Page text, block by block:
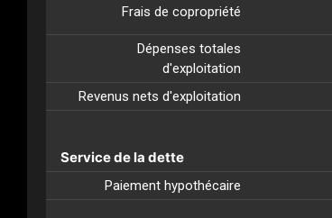
Frais de copropriété
Dépenses totales
d'exploitation
Revenus nets d'exploitation
Service de la dette
Paiement hypothécaire